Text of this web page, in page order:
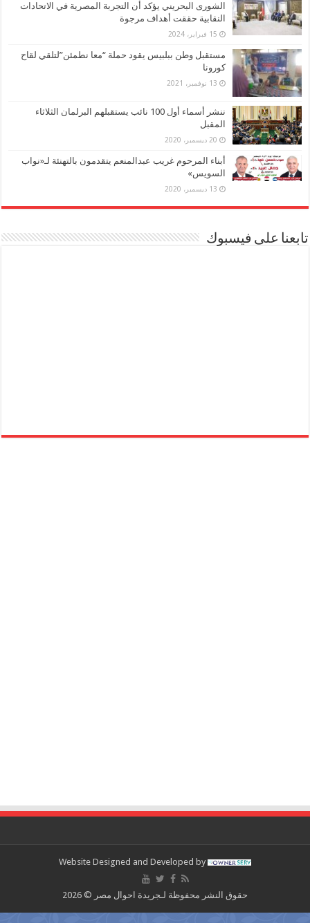
الشورى البحريني يؤكد أن التجربة المصرية في الاتحادات
النقابية حققت أهداف مرجوة
15 فبراير، 2024
مستقبل وطن ببلبيس يقود حملة “معا نطمئن”لتلقي لقاح
كورونا
13 نوفمبر، 2021
ننشر أسماء أول 100 نائب يستقبلهم البرلمان الثلاثاء
المقبل
20 ديسمبر، 2020
أبناء المرحوم غريب عبدالمنعم يتقدمون بالتهنئة لـ«نواب
السويس»
13 ديسمبر، 2020
تابعنا على فيسبوك
Website Designed and Developed by
حقوق النشر محفوظة لـجريدة احوال مصر © 2026